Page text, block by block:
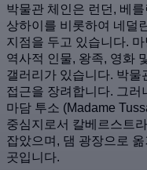
박물관 체인은 런던, 베
상하이를 비롯하여 네덜
지점을 두고 있습니다.
역사적 인물, 왕족, 영화
갤러리가 있습니다. 박
접근을 장려합니다. 그러
마담 투소 (Madame
중심지로서 칼베르스트
잡았으며, 댐 광장으로
곳입니다.